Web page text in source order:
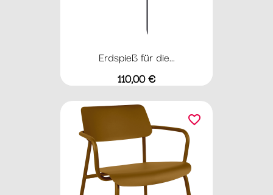
Erdspieß für die...
Preis
110,00 €
favorite_border